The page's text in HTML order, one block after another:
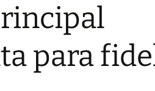
Equipamiento
para